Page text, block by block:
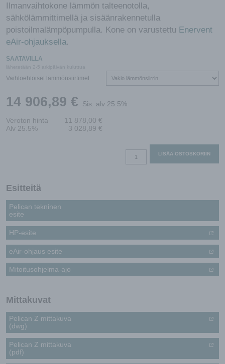
Ilmanvaihtokone lämmön talteenotolla,
sähkölämmittimellä ja sisäänrakennetulla
poistoilmalämpöpumpulla. Kone on varustettu Enervent
eAir-ohjauksella.
SAATAVILLA
lähetetään 2-5 arkipäivän kuluttua
Vaihtoehtoiset lämmönsiirtimet
14 906,89 € Sis. alv 25.5%
Veroton hinta 11 878,00 €
Alv 25.5%
3 028,89 €
Pelican
Z
LISÄÄ OSTOSKORIIN
Esitteitä
Pelican tekninen
esite
HP-esite
eAir-ohjaus esite
Mitoitusohjelma-ajo
Mittakuvat
Pelican Z mittakuva
(dwg)
Pelican Z mittakuva
(pdf)